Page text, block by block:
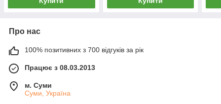
Про нас
100% позитивних з 700 відгуків за рік
Працює з 08.03.2013
м. Суми
Суми, Україна